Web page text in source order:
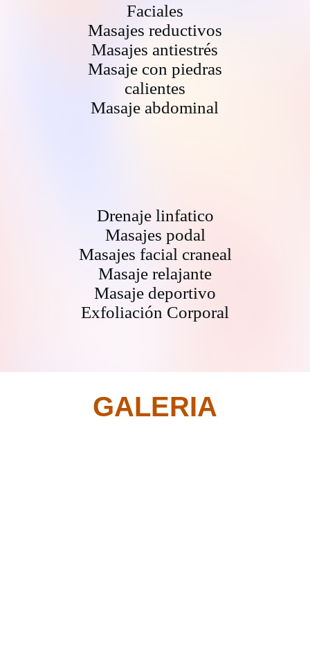
Faciales
Masajes reductivos
Masajes antiestrés
Masaje con piedras
calientes
Masaje abdominal
Drenaje linfatico
Masajes podal
Masajes facial craneal
Masaje relajante
Masaje deportivo
Exfoliación Corporal
GALERIA